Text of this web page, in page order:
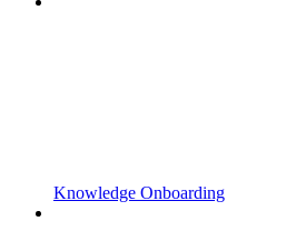
Knowledge Onboarding